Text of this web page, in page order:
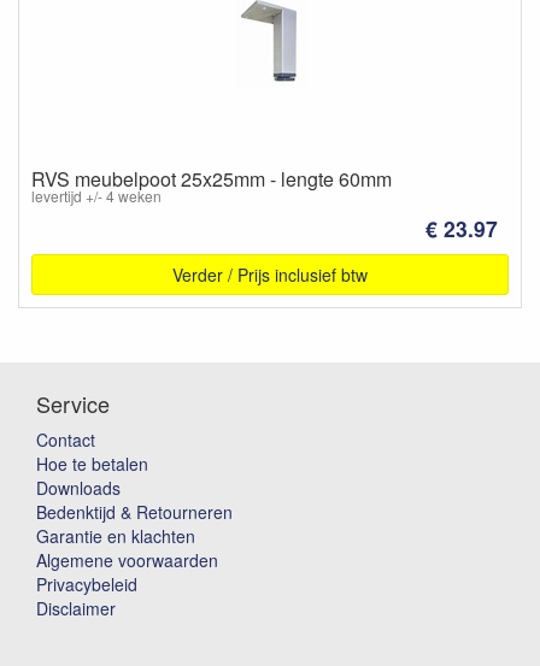
RVS meubelpoot 25x25mm - lengte 60mm
levertijd +/- 4 weken
€ 23.97
Verder / Prijs inclusief btw
Service
Contact
Hoe te betalen
Downloads
Bedenktijd & Retourneren
Garantie en klachten
Algemene voorwaarden
Privacybeleid
Disclaimer